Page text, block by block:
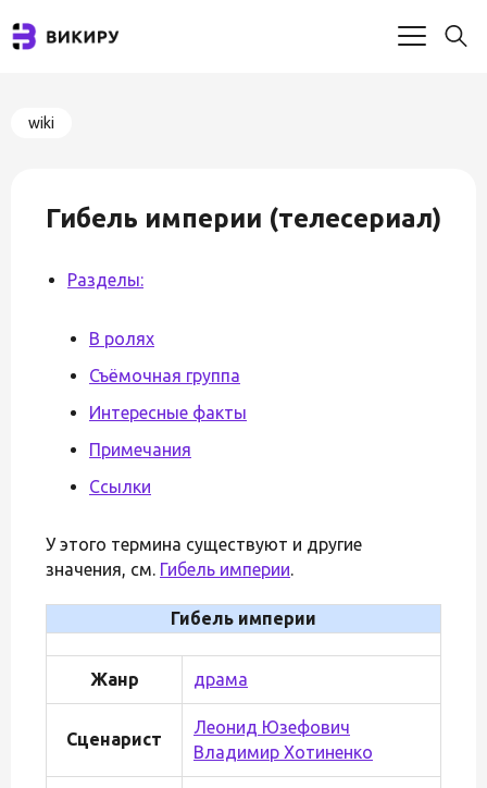
wiki
Гибель империи (телесериал)
Разделы:
В ролях
Съёмочная группа
Интересные факты
Примечания
Ссылки
У этого термина существуют и другие
значения, см. Гибель империи.
Гибель империи
Жанр драма
Сценарист
Леонид Юзефович
Владимир Хотиненко